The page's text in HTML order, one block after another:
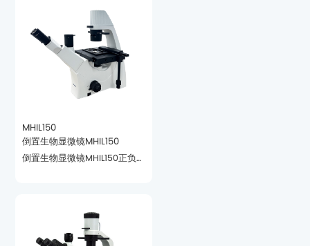
MHIL150
倒置生物显微镜MHIL150